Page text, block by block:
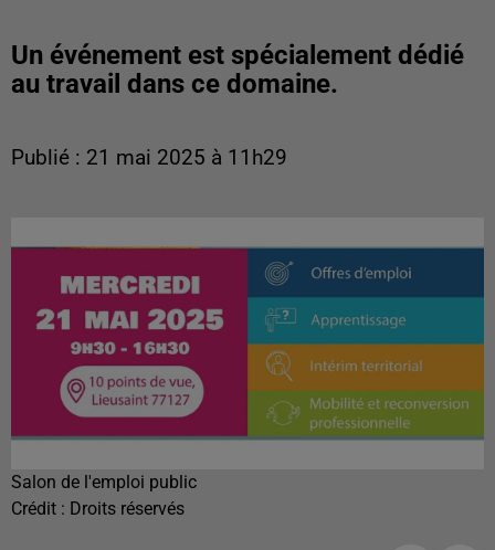
Un événement est spécialement dédié
au travail dans ce domaine.
Publié : 21 mai 2025 à 11h29
Salon de l'emploi public
Crédit : Droits réservés